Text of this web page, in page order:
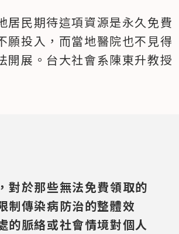
居民期待這項資源是永久免費
願投入，而當地醫院也不見得
開展。台大社會系陳東升教授
對於那些無法免費領取的
制傳染病防治的整體效
的脈絡或社會情境對個人